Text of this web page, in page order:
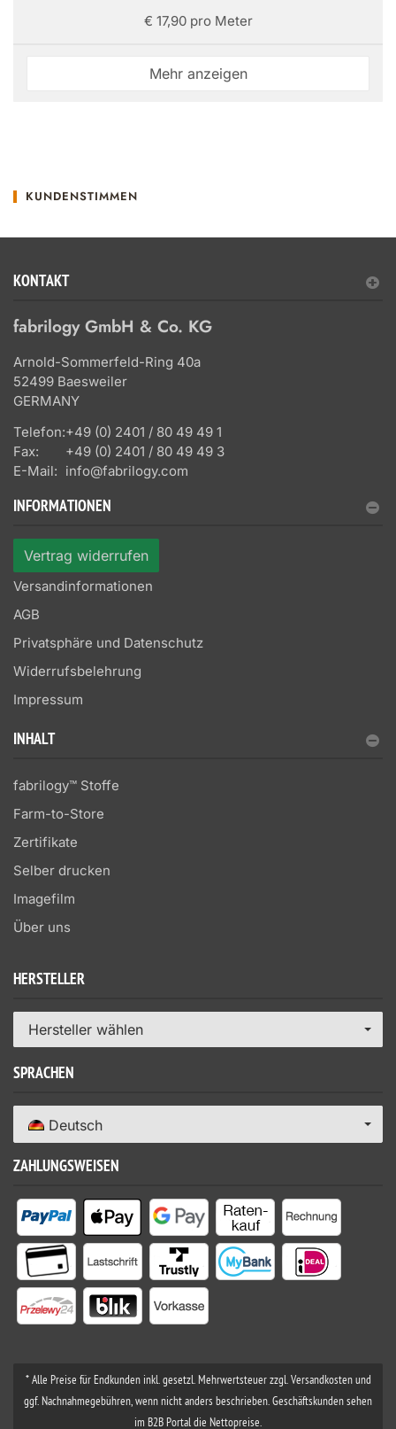
€ 17,90 pro Meter
Mehr anzeigen
KUNDENSTIMMEN
KONTAKT
fabrilogy GmbH & Co. KG
Arnold-Sommerfeld-Ring 40a
52499 Baesweiler
GERMANY
Telefon:+49 (0) 2401 / 80 49 49 1
Fax:
+49 (0) 2401 / 80 49 49 3
E-Mail: info@fabrilogy.com
INFORMATIONEN
Vertrag widerrufen
Versandinformationen
AGB
Privatsphäre und Datenschutz
Widerrufsbelehrung
Impressum
INHALT
fabrilogy™ Stoffe
Farm-to-Store
Zertifikate
Selber drucken
Imagefilm
Über uns
HERSTELLER
Hersteller wählen
SPRACHEN
Deutsch
ZAHLUNGSWEISEN
* Alle Preise für Endkunden inkl. gesetzl. Mehrwertsteuer zzgl. Versandkosten und
ggf. Nachnahmegebühren, wenn nicht anders beschrieben. Geschäftskunden sehen
im B2B Portal die Nettopreise.